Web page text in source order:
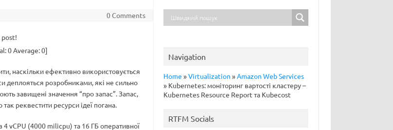
0 Comments
0Average:0]
наскільки ефективно використовується
деплояться розробниками, які не сильно
завищені значення “про запас”. Запас,
реквестити ресурси ідеї погана.
4 vCPU (4000 milicpu) та 16 ГБ оперативної
Navigation
Home »Virtualization »Amazon Web Services
» Kubernetes: моніторинг вартості кластеру –
Kubernetes Resource Report та Kubecost
RTFM Socials